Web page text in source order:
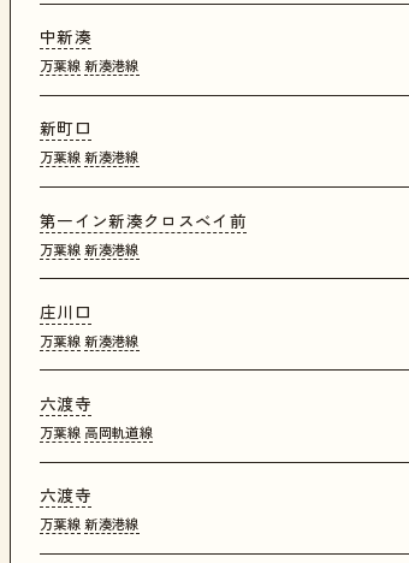
中新湊
万葉線 新湊港線
新町口
万葉線 新湊港線
第一イン新湊クロスベイ前
万葉線 新湊港線
庄川口
万葉線 新湊港線
六渡寺
万葉線 高岡軌道線
六渡寺
万葉線 新湊港線